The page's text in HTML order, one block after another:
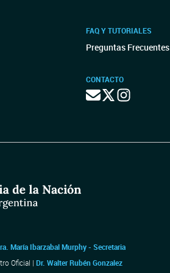
FAQ Y TUTORIALES
Preguntas Frecuentes
CONTACTO
María Ibarzabal Murphy - Secretaria
Oficial | Dr. Walter Rubén Gonzalez